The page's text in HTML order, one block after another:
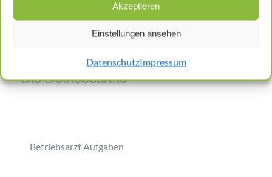
Akzeptieren
Einstellungen ansehen
DatenschutzImpressum
Betriebsarzt Aufgaben